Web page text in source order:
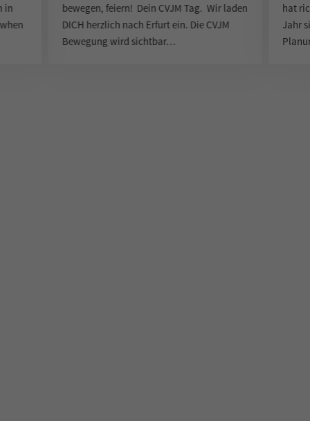
bewegen, feiern! Dein CVJM Tag. Wir laden
DICH herzlich nach Erfurt ein. Die CVJM
Bewegung wird sichtbar…
hat
Jahr
in